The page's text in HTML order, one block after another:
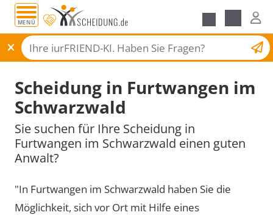
MENÜ
Scheidungsantrag
Scheidung in Furtwangen im
Schwarzwald
Sie suchen für Ihre Scheidung in
Furtwangen im Schwarzwald einen guten
Anwalt?
"In Furtwangen im Schwarzwald haben Sie die
Möglichkeit, sich vor Ort mit Hilfe eines